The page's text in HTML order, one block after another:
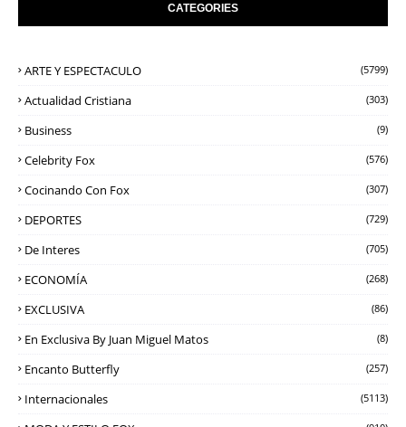
CATEGORIES
ARTE Y ESPECTACULO (5799)
Actualidad Cristiana (303)
Business (9)
Celebrity Fox (576)
Cocinando Con Fox (307)
DEPORTES (729)
De Interes (705)
ECONOMÍA (268)
EXCLUSIVA (86)
En Exclusiva By Juan Miguel Matos (8)
Encanto Butterfly (257)
Internacionales (5113)